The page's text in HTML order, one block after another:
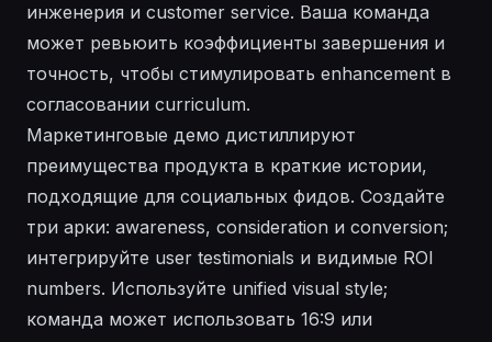
инженерия и customer service. Ваша команда
может ревьюить коэффициенты завершения и
точность, чтобы стимулировать enhancement в
согласовании curriculum.
Маркетинговые демо дистиллируют
преимущества продукта в краткие истории,
подходящие для социальных фидов. Создайте
три арки: awareness, consideration и conversion;
интегрируйте user testimonials и видимые ROI
numbers. Используйте unified visual style;
команда может использовать 16:9 или